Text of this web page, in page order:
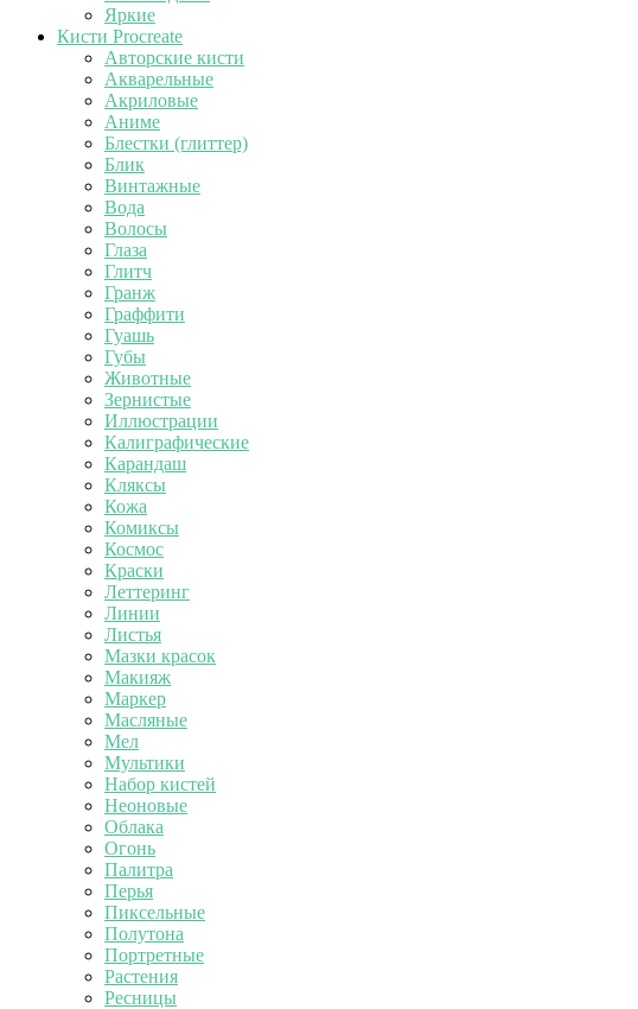
Яркие
Кисти Procreate
Авторские кисти
Акварельные
Акриловые
Аниме
Блестки (глиттер)
Блик
Винтажные
Вода
Волосы
Глаза
Глитч
Гранж
Граффити
Гуашь
Губы
Животные
Зернистые
Иллюстрации
Калиграфические
Карандаш
Кляксы
Кожа
Комиксы
Космос
Краски
Леттеринг
Линии
Листья
Мазки красок
Макияж
Маркер
Масляные
Мел
Мультики
Набор кистей
Неоновые
Облака
Огонь
Палитра
Перья
Пиксельные
Полутона
Портретные
Растения
Ресницы